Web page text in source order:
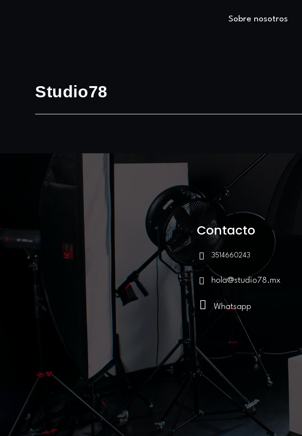
Sobre nosotros
Studio78
Contacto
3514660243
hola@studio78.mx
Whatsapp